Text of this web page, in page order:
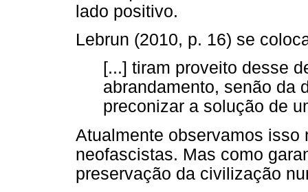
lado positivo.
Lebrun (2010, p. 16) se
[...] tiram proveito desse
abrandamento, senão da
preconizar a solução de
Atualmente observamos
neofascistas. Mas como
preservação da civilização